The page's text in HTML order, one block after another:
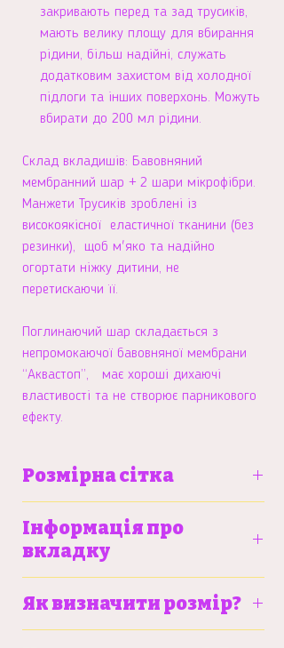
закривають перед та зад трусиків,
мають велику площу для вбирання
рідини, більш надійні, служать
додатковим захистом від холодної
підлоги та інших поверхонь. Можуть
вбирати до 200 мл рідини.
Склад вкладишів: Бавовняний
мембранний шар + 2 шари мікрофібри.
Манжети Трусиків зроблені із
високоякісної еластичної тканини (без
резинки), щоб м'яко та надійно
огортати ніжку дитини, не
перетискаючи її.
Поглинаючий шар складається з
непромокаючої бавовняної мембрани
“Аквастоп”, має хороші дихаючі
властивості та не створює парникового
ефекту.
Розмірна сітка
S M
6-9 кг
кг
Інформація про
вкладку
вкладку можна почитатитут
Як визначити розмір?